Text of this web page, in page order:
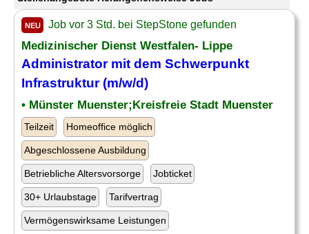
NEU Job vor 3 Std. bei StepStone gefunden
Medizinischer Dienst Westfalen- Lippe
Administrator mit dem Schwerpunkt
Infrastruktur (m/w/d)
• Münster Muenster;Kreisfreie Stadt Muenster
Teilzeit Homeoffice möglich
Abgeschlossene Ausbildung
Betriebliche Altersvorsorge Jobticket
30+ Urlaubstage Tarifvertrag
Vermögenswirksame Leistungen